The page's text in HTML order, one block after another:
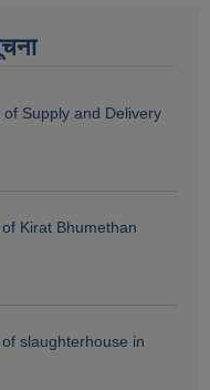
Supply and Delivery
Kirat Bhumethan
slaughterhouse in